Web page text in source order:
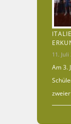
11. Juli
Am 3.